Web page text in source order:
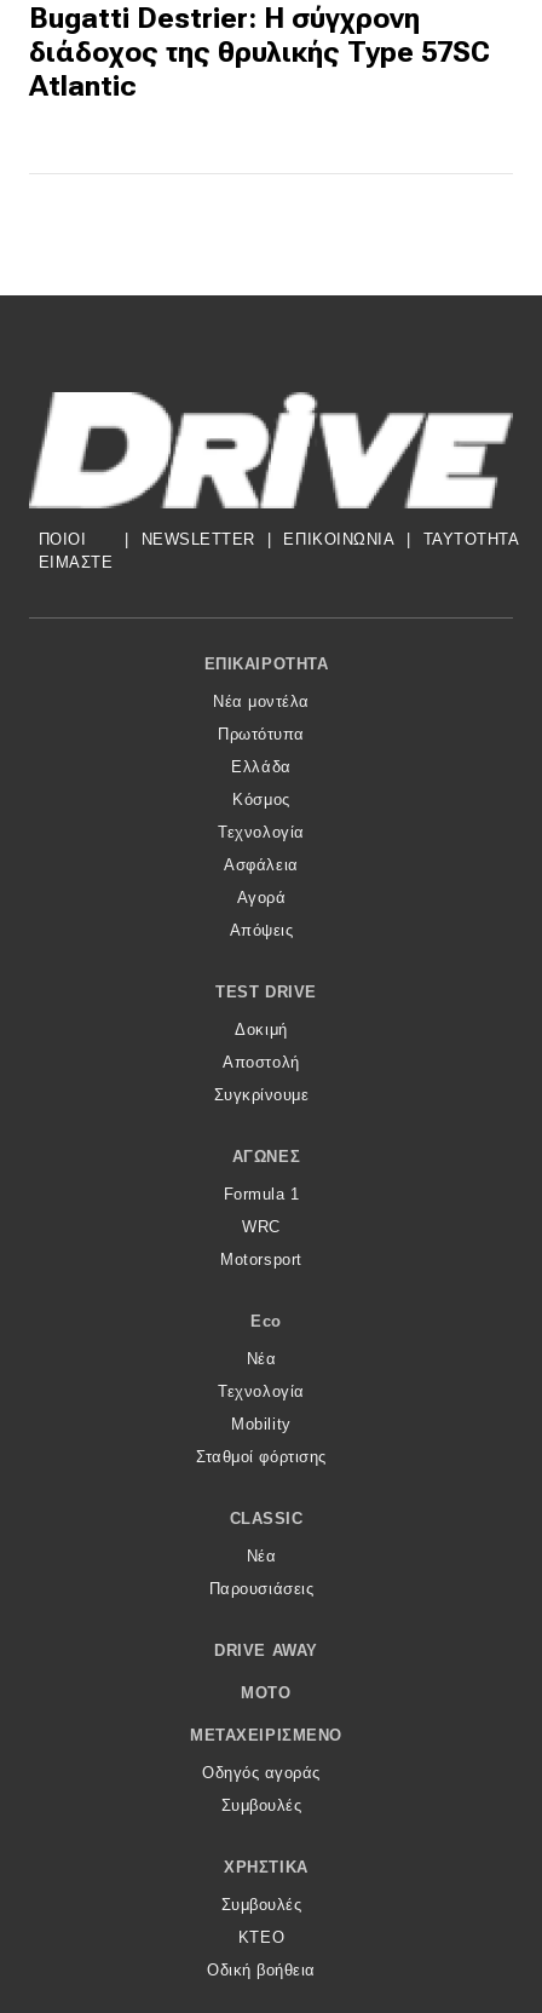
Bugatti Destrier: Η σύγχρονη
διάδοχος της θρυλικής Type 57SC
Atlantic
ΠΟΙΟΙ
ΕΙΜΑΣΤΕ
NEWSLETTER ΕΠΙΚΟΙΝΩΝΙΑ TAYTOTHTA
Footer Menu
ΕΠΙΚΑΙΡΌΤΗΤΑ
Νέα μοντέλα
Πρωτότυπα
Ελλάδα
Κόσμος
Τεχνολογία
Ασφάλεια
Αγορά
Απόψεις
TEST DRIVE
Δοκιμή
Αποστολή
Συγκρίνουμε
ΑΓΏΝΕΣ
Formula 1
WRC
Motorsport
Eco
Νέα
Τεχνολογία
Mobility
Σταθμοί φόρτισης
CLASSIC
Νέα
Παρουσιάσεις
DRIVE AWAY
MOTO
ΜΕΤΑΧΕΙΡΙΣΜΈΝΟ
Οδηγός αγοράς
Συμβουλές
ΧΡΗΣΤΙΚΆ
Συμβουλές
ΚΤΕΟ
Οδική βοήθεια